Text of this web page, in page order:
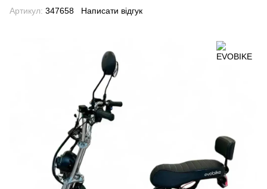
Артикул: 347658 Написати відгук